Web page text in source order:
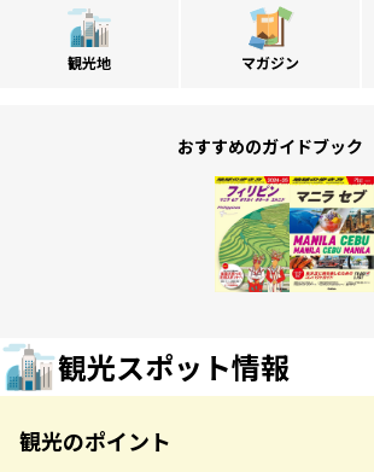
観光地 マガジン
おすすめのガイドブック
観光スポット情報
観光のポイント